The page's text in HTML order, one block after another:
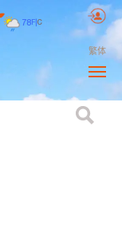
78F| C
繁体